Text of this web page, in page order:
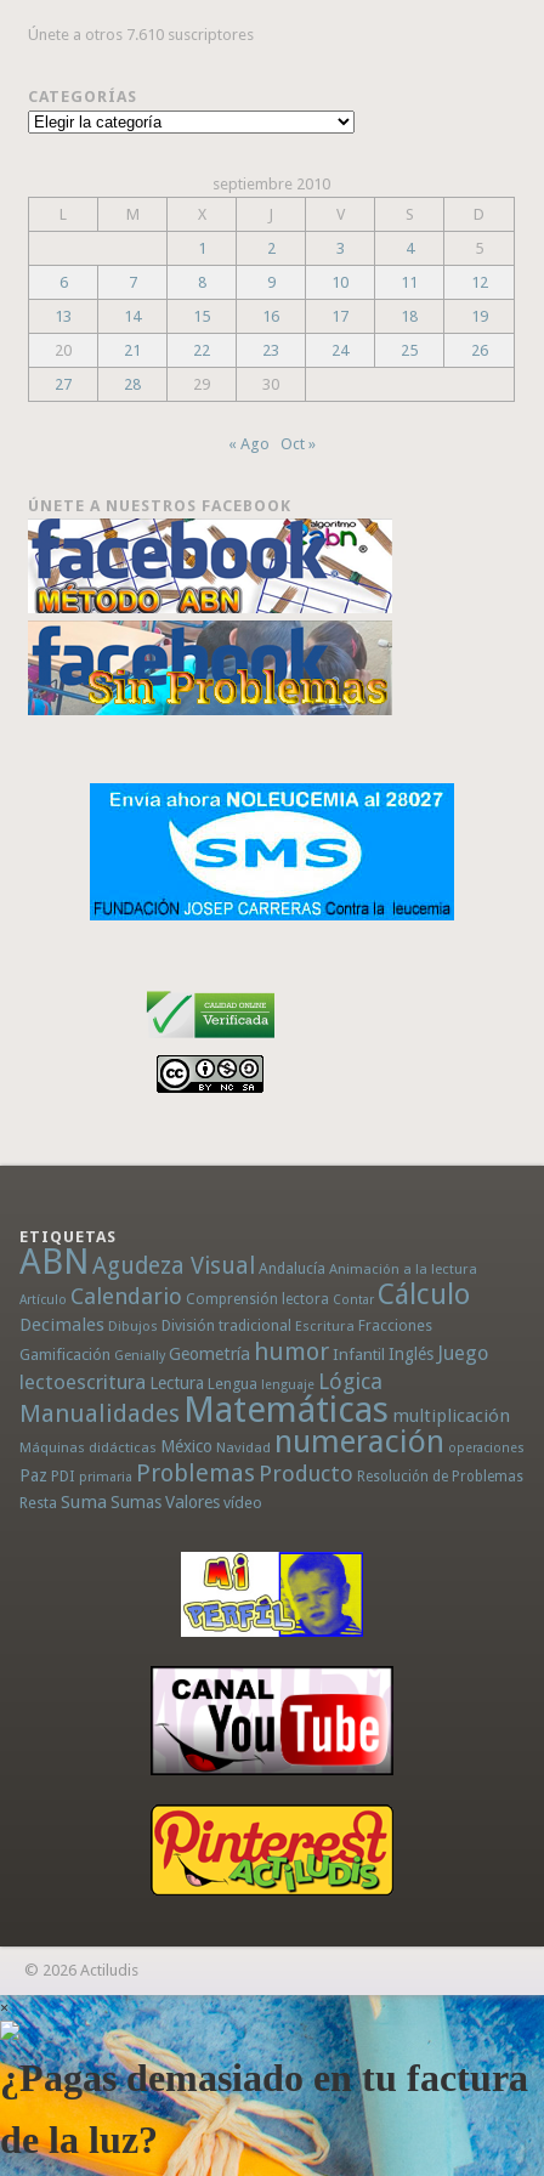
Únete a otros 7.610 suscriptores
CATEGORÍAS
Categorías
septiembre 2010
L
M X J V S
D
1
2 3 4
5
6
7 8 9 10 11
12
13
14 15 16 17 18
19
20
21 22 23 24 25
26
27
28 29 30
« Ago Oct »
ÚNETE A NUESTROS FACEBOOK
ETIQUETAS
ABN Agudeza Visual Andalucía Animación a la lectura
Artículo Calendario Comprensión lectora Contar Cálculo
Decimales Dibujos División tradicional Escritura Fracciones
Gamificación Genially Geometría humor Infantil Inglés Juego
lectoescritura Lectura Lengua lenguaje Lógica
Manualidades Matemáticas multiplicación
Máquinas didácticas México Navidad numeración operaciones
Paz PDI primaria Problemas Producto Resolución de Problemas
Resta Suma Sumas Valores vídeo
© 2026 Actiludis
×
¿Pagas demasiado en tu factura
de la luz?